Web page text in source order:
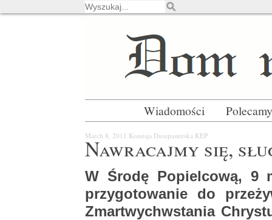
Wiadomości Polecamy
March 8, 2011 Ko­mi­sja Dusz­pa­ster­ska KEP
Na­wra­caj­my się,
W Środę Po­piel­co­wą, 9
przy­go­to­wa­nie do
Zmar­twych­wsta­nia